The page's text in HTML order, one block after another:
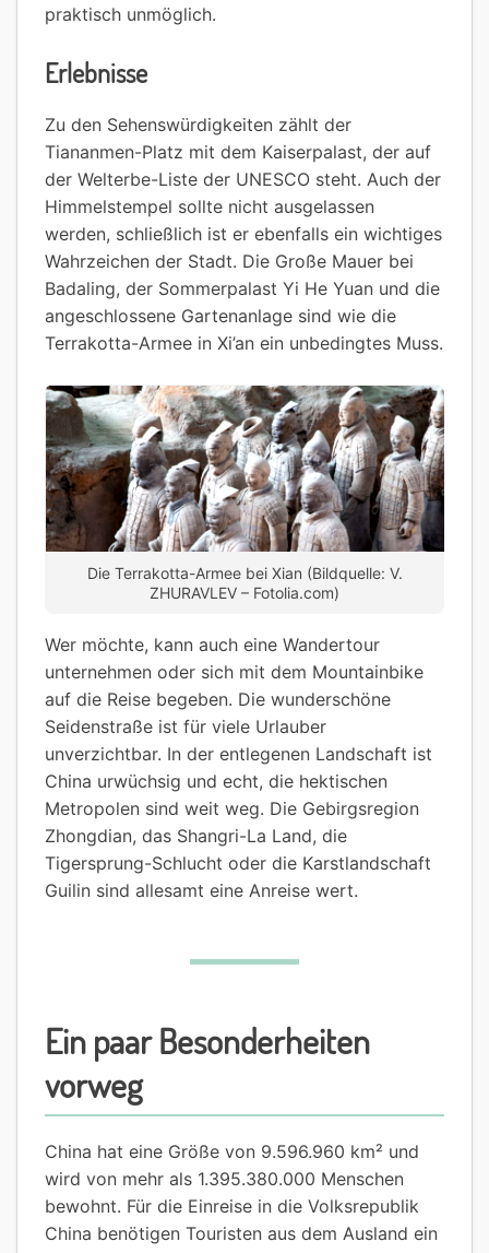
praktisch unmöglich.
Erlebnisse
Zu den Sehenswürdigkeiten zählt der
Tiananmen-Platz mit dem Kaiserpalast, der auf
der Welterbe-Liste der UNESCO steht. Auch der
Himmelstempel sollte nicht ausgelassen
werden, schließlich ist er ebenfalls ein wichtiges
Wahrzeichen der Stadt. Die Große Mauer bei
Badaling, der Sommerpalast Yi He Yuan und die
angeschlossene Gartenanlage sind wie die
Terrakotta-Armee in Xi’an ein unbedingtes Muss.
Die Terrakotta-Armee bei Xian (Bildquelle: V.
ZHURAVLEV – Fotolia.com)
Wer möchte, kann auch eine Wandertour
unternehmen oder sich mit dem Mountainbike
auf die Reise begeben. Die wunderschöne
Seidenstraße ist für viele Urlauber
unverzichtbar. In der entlegenen Landschaft ist
China urwüchsig und echt, die hektischen
Metropolen sind weit weg. Die Gebirgsregion
Zhongdian, das Shangri-La Land, die
Tigersprung-Schlucht oder die Karstlandschaft
Guilin sind allesamt eine Anreise wert.
Ein paar Besonderheiten
vorweg
China hat eine Größe von 9.596.960 km² und
wird von mehr als 1.395.380.000 Menschen
bewohnt. Für die Einreise in die Volksrepublik
China benötigen Touristen aus dem Ausland ein